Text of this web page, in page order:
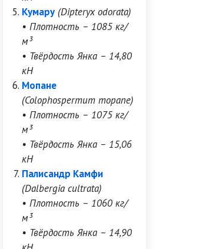
Кумару (Dipteryx odorata)
• Плотность – 1085 кг/
м³
• Твёрдость Янка – 14,80
кН
Мопане
(Colophospermum mopane)
• Плотность – 1075 кг/
м³
• Твёрдость Янка – 15,06
кН
Палисандр Камфи
(Dalbergia cultrata)
• Плотность – 1060 кг/
м³
• Твёрдость Янка – 14,90